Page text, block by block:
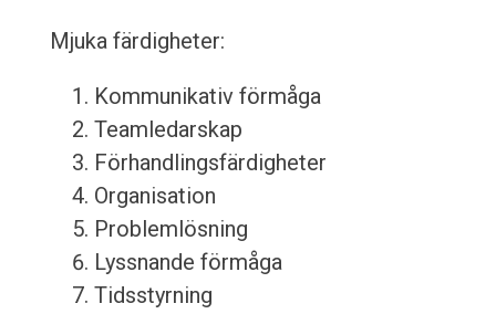
Mjuka färdigheter:
Kommunikativ förmåga
Teamledarskap
Förhandlingsfärdigheter
Organisation
Problemlösning
Lyssnande förmåga
Tidsstyrning